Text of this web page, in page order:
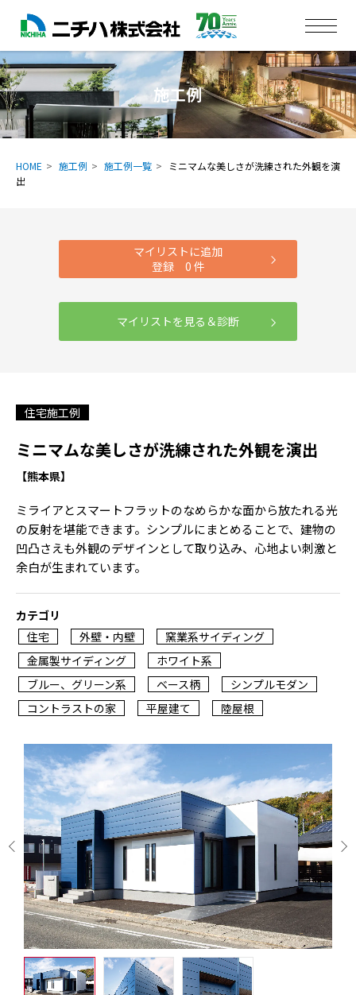
施工例
HOME 施工例 施工例一覧
ミニマムな美しさが洗練された外観を演
出
マイリストに追加
登録 0 件
マイリストを見る＆診断
住宅施工例
ミニマムな美しさが洗練された外観を演出
【熊本県】
ミライアとスマートフラットのなめらかな面から放たれる光
の反射を堪能できます。シンプルにまとめることで、建物の
凹凸さえも外観のデザインとして取り込み、心地よい刺激と
余白が生まれています。
カテゴリ
住宅
外壁・内壁
窯業系サイディング
金属製サイディング
ホワイト系
ブルー、グリーン系
ベース柄
シンプルモダン
コントラストの家
平屋建て 陸屋根